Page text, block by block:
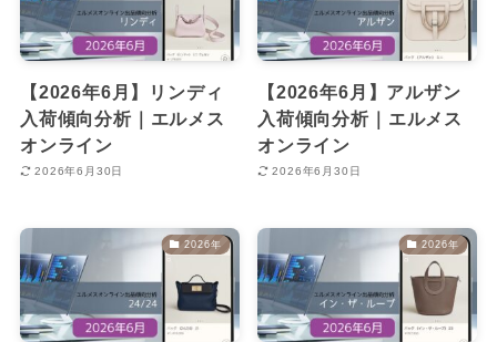
【2026年6月】リンディ
入荷傾向分析｜エルメス
オンライン
2026年6月30日
【2026年6月】アルザン
入荷傾向分析｜エルメス
オンライン
2026年6月30日
2026年 2026年